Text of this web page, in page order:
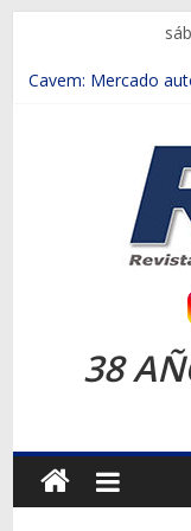
contenido
Chile es el primer
Salfa suma
Samex amplía su
SINOTRUK Pick-
la Expo Compras
38